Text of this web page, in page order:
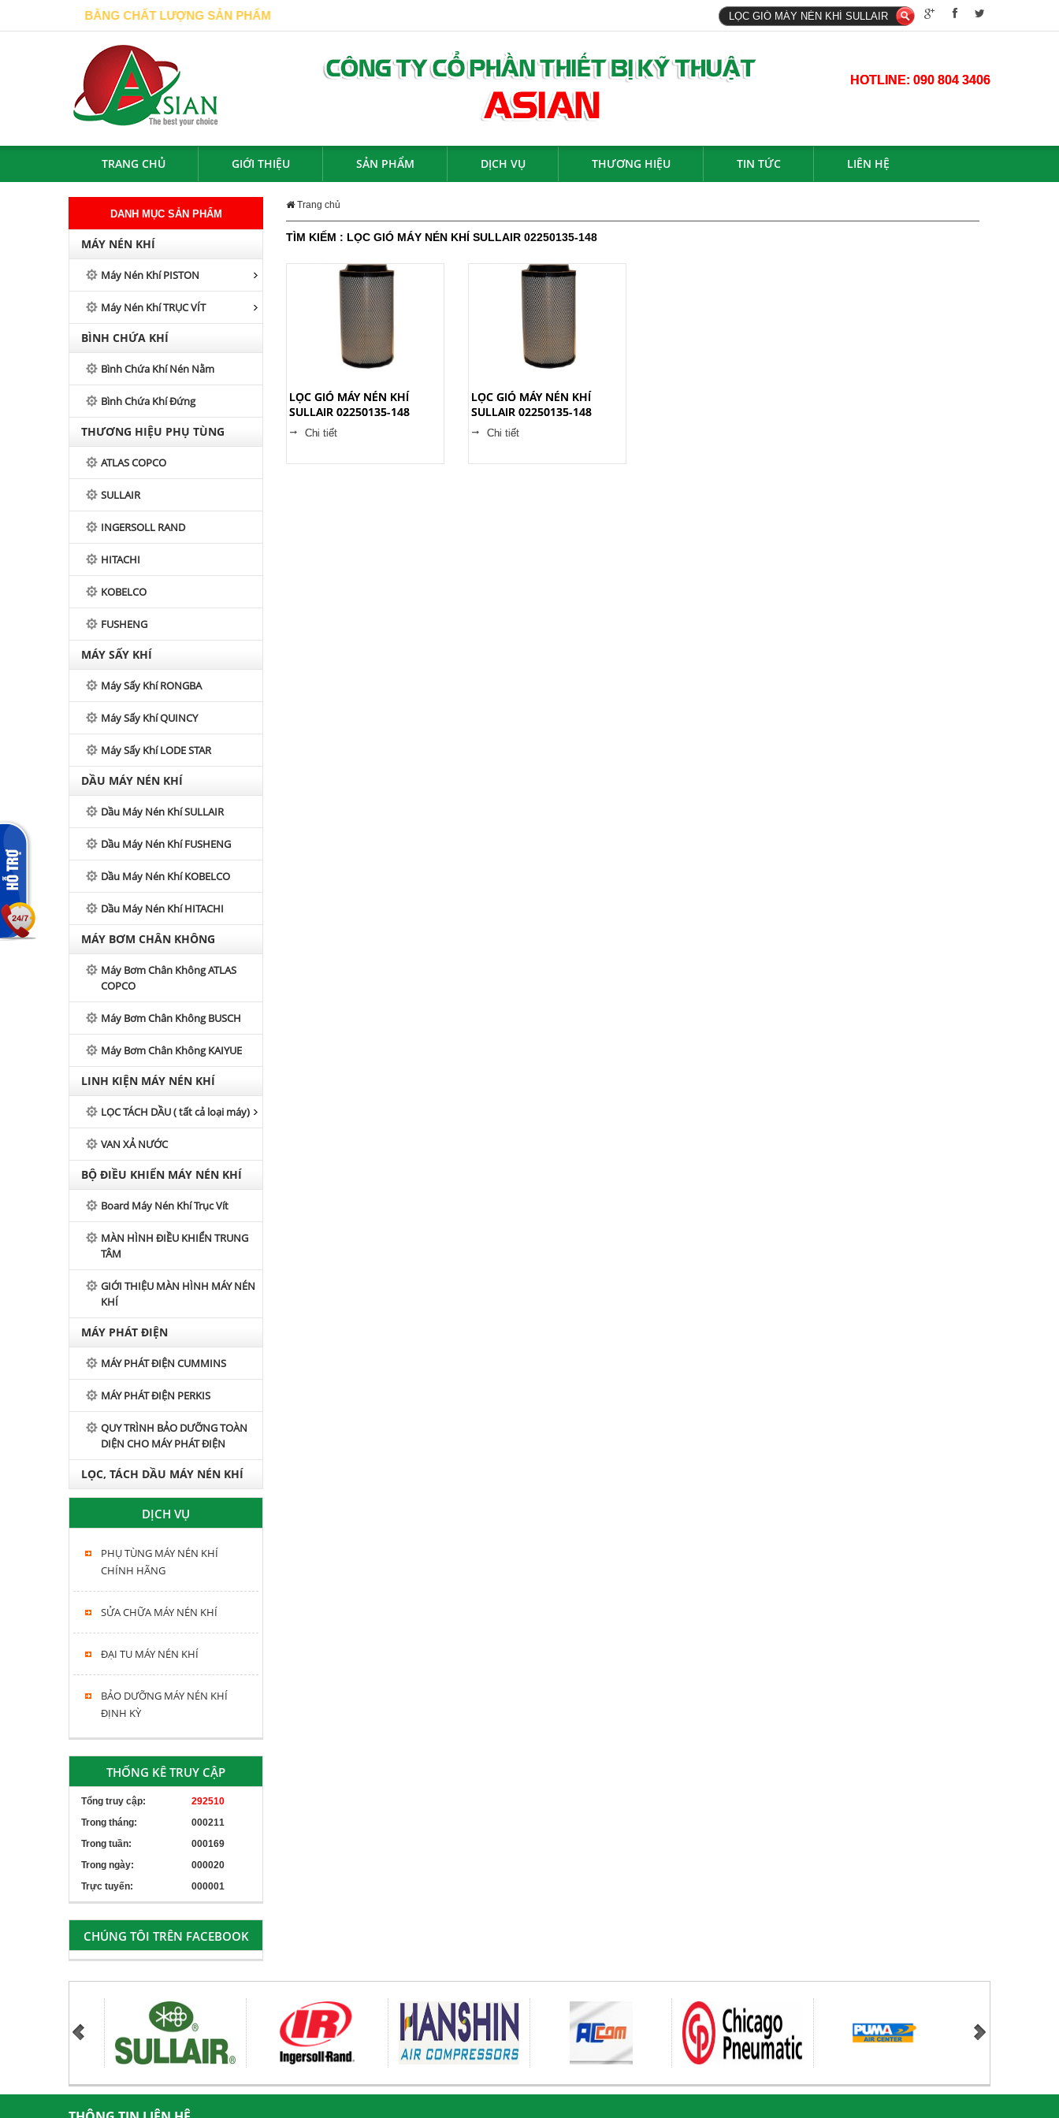
HÀNG BẰNG CHẤT LƯỢNG SẢN PHẨM
HOTLINE: 090 804 3406
TRANG CHỦ GIỚI THIỆU SẢN PHẨM DỊCH VỤ THƯƠNG HIỆU TIN TỨC LIÊN HỆ
DANH MỤC SẢN PHẨM
MÁY NÉN KHÍ
Máy Nén Khí PISTON
Máy Nén Khí TRỤC VÍT
BÌNH CHỨA KHÍ
Bình Chứa Khí Nén Nằm
Bình Chứa Khí Đứng
THƯƠNG HIỆU PHỤ TÙNG
ATLAS COPCO
SULLAIR
INGERSOLL RAND
HITACHI
KOBELCO
FUSHENG
MÁY SẤY KHÍ
Máy Sấy Khí RONGBA
Máy Sấy Khí QUINCY
Máy Sấy Khí LODE STAR
DẦU MÁY NÉN KHÍ
Dầu Máy Nén Khí SULLAIR
Dầu Máy Nén Khí FUSHENG
Dầu Máy Nén Khí KOBELCO
Dầu Máy Nén Khí HITACHI
MÁY BƠM CHÂN KHÔNG
Máy Bơm Chân Không ATLAS
COPCO
Máy Bơm Chân Không BUSCH
Máy Bơm Chân Không KAIYUE
LINH KIỆN MÁY NÉN KHÍ
LỌC TÁCH DẦU ( tất cả loại máy)
VAN XẢ NƯỚC
BỘ ĐIỀU KHIỂN MÁY NÉN KHÍ
Board Máy Nén Khí Trục Vít
MÀN HÌNH ĐIỀU KHIỂN TRUNG
TÂM
GIỚI THIỆU MÀN HÌNH MÁY NÉN
KHÍ
MÁY PHÁT ĐIỆN
MÁY PHÁT ĐIỆN CUMMINS
MÁY PHÁT ĐIỆN PERKIS
QUY TRÌNH BẢO DƯỠNG TOÀN
DIỆN CHO MÁY PHÁT ĐIỆN
LỌC, TÁCH DẦU MÁY NÉN KHÍ
HITACHI, KOBELCO, FUSHENG,
SWAN
DỊCH VỤ
PHỤ TÙNG MÁY NÉN KHÍ
CHÍNH HÃNG
SỬA CHỮA MÁY NÉN KHÍ
ĐẠI TU MÁY NÉN KHÍ
BẢO DƯỠNG MÁY NÉN KHÍ
ĐỊNH KỲ
THỐNG KÊ TRUY CẬP
Tổng truy cập:
292510
Trong tháng:
000211
Trong tuần:
000169
Trong ngày:
000020
Trực tuyến:
000001
CHÚNG TÔI TRÊN FACEBOOK
Trang chủ
TÌM KIẾM : LỌC GIÓ MÁY NÉN KHÍ SULLAIR 02250135-148
LỌC GIÓ MÁY NÉN KHÍ
SULLAIR 02250135-148
Chi tiết
LỌC GIÓ MÁY NÉN KHÍ
SULLAIR 02250135-148
Chi tiết